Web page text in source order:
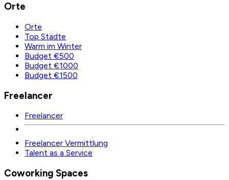
Orte
Orte
Top Städte
Warm im Winter
Budget €500
Budget €1000
Budget €1500
Freelancer
Freelancer
Freelancer Vermittlung
Talent as a Service
Coworking Spaces